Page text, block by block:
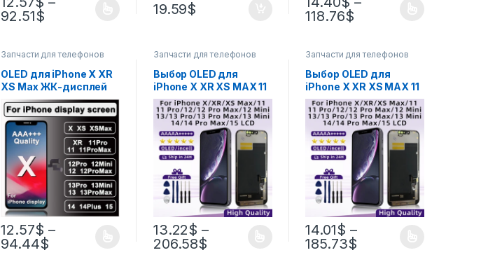
92.51$ 19.59$
118.76$
Запчасти для телефонов
OLED для iPhone X XR
XS Max ЖК-дисплей
Incell для iphone 11 12
13 Pro Max 13 Mini 14
Plus 15 OLED-дисплей
с дигитайзером в
сборе
12.57$ –
94.44$
Запчасти для телефонов
Выбор OLED для
iPhone X XR XS MAX 11
11 Pro 12Pro 12
Дигитайзер ЖК-
дисплея для iPhone 12
Mini 13 14 Pro Max 15
Incell
13.22$ –
206.58$
Запчасти для телефонов
Выбор OLED для
iPhone X XR XS MAX 11
11 Pro 12Pro 12
Дигитайзер ЖК-
дисплея для iPhone 12
Mini 13 14 Pro Max 15
Incell
14.01$ –
185.73$